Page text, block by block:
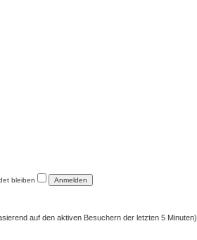
bleiben
auf den aktiven Besuchern der letzten 5 Minuten)